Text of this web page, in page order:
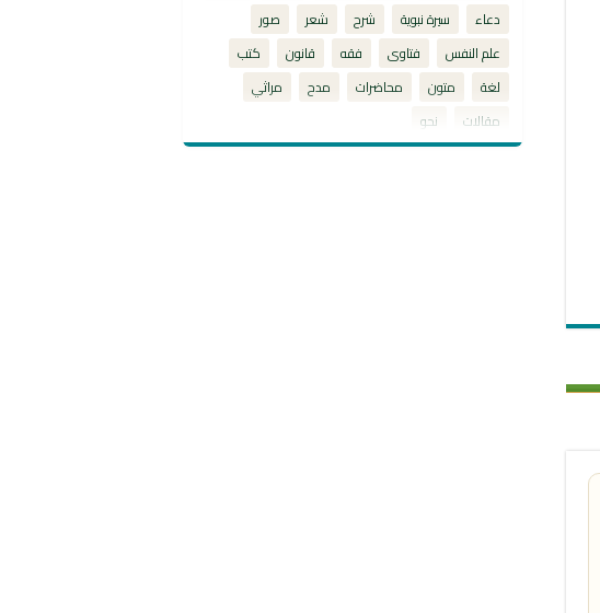
دعاء
سيرة نبوية شرح شعر
صور
علم النفس
فتاوى فقه قانون
كتب
لغة
متون محاضرات مدح
مراثي
مقالات
نحو